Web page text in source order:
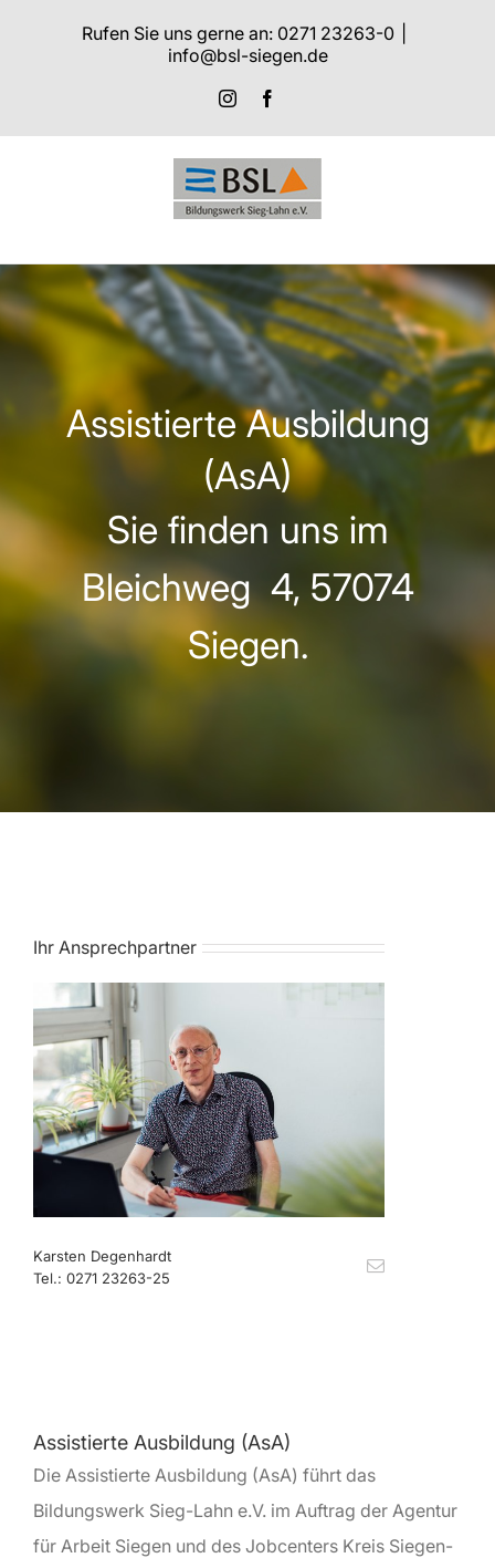
Rufen Sie uns gerne an: 0271 23263-0
info@bsl-siegen.de
Instagram
Assistierte Ausbildung
(AsA)
Sie finden uns im
Bleichweg 4, 57074
Siegen.
Ihr Ansprechpartner
Karsten Degenhardt
Tel.: 0271 23263-25
Assistierte Ausbildung (AsA)
Die Assistierte Ausbildung (AsA) führt das
Bildungswerk Sieg-Lahn e.V. im Auftrag der Agentur
für Arbeit Siegen und des Jobcenters Kreis Siegen-